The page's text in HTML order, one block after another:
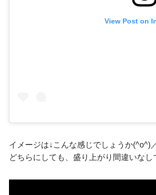
View Post on
イメージは↓こんな感じでしょうか(^o^)
どちらにしても、盛り上がり間違いな